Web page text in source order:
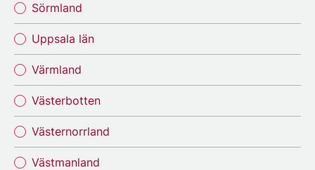
Sörmland
Uppsala län
Värmland
Västerbotten
Västernorrland
Västmanland